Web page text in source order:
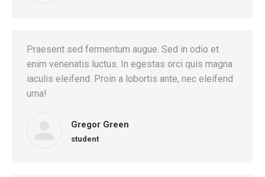
Praesent sed fermentum augue. Sed in odio et
enim venenatis luctus. In egestas orci quis magna
iaculis eleifend. Proin a lobortis ante, nec eleifend
urna!
Gregor Green
student